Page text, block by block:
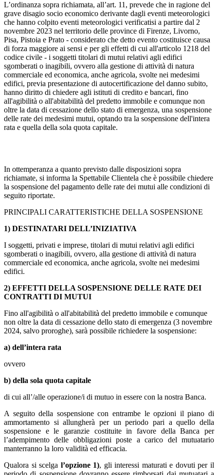
L’ordinanza sopra richiamata, all’art. 11, prevede che in ragione del
grave disagio socio economico derivante dagli eventi meteorologici
che hanno colpito eventi meteorologici verificatisi a partire dal 2
novembre 2023 nel territorio delle province di Firenze, Livorno,
Pisa, Pistoia e Prato - considerato che detto evento costituisce causa
di forza maggiore ai sensi e per gli effetti di cui all'articolo 1218 del
codice civile - i soggetti titolari di mutui relativi agli edifici
sgomberati o inagibili, ovvero alla gestione di attività di natura
commerciale ed economica, anche agricola, svolte nei medesimi
edifici, previa presentazione di autocertificazione del danno subito,
hanno diritto di chiedere agli istituti di credito e bancari, fino
all'agibilità o all'abitabilità del predetto immobile e comunque non
oltre la data di cessazione dello stato di emergenza, una sospensione
delle rate dei medesimi mutui, optando tra la sospensione dell'intera
rata e quella della sola quota capitale.
In ottemperanza a quanto previsto dalle disposizioni sopra
richiamate, si informa la Spettabile Clientela che è possibile chiedere
la sospensione del pagamento delle rate dei mutui alle condizioni di
seguito riportate.
PRINCIPALI CARATTERISTICHE DELLA SOSPENSIONE
1) DESTINATARI DELL’INIZIATIVA
I soggetti, privati e imprese, titolari di mutui relativi agli edifici
sgomberati o inagibili, ovvero, alla gestione di attività di natura
commerciale ed economica, anche agricola, svolte nei medesimi
edifici.
2) EFFETTI DELLA SOSPENSIONE DELLE RATE DEI
CONTRATTI DI MUTUI
Fino all'agibilità o all'abitabilità del predetto immobile e comunque
non oltre la data di cessazione dello stato di emergenza (3 novembre
2024, salvo proroghe), sarà possibile richiedere la sospensione:
a) dell’intera rata
ovvero
b) della sola quota capitale
di cui all’/alle operazione/i di mutuo in essere con la nostra Banca.
A seguito della sospensione con entrambe le opzioni il piano di
ammortamento si allungherà per un periodo pari a quello della
sospensione e le garanzie costituite in favore della Banca per
l’adempimento delle obbligazioni poste a carico del mutuatario
manterranno la loro validità ed efficacia.
Qualora si scelga l’opzione 1), gli interessi maturati e dovuti per il